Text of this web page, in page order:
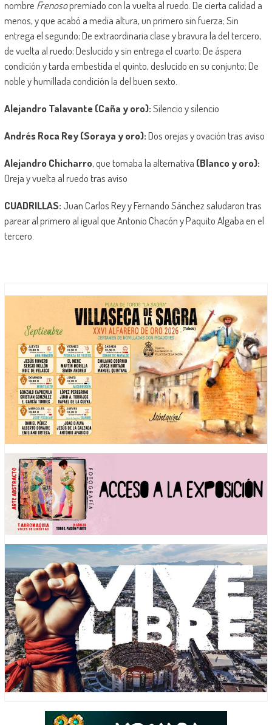
nombre Frenosopremiado con la vuelta al ruedo. De cierta calidad a
menos, y que acabó a media altura, un primero sin fuerza; Sin
entrega el segundo; De extraordinaria clase y bravura la del tercero,
de vuelta al ruedo; Deslucido y sin entrega el cuarto; De áspera
condición y tarda embestida el quinto, deslucido en su conjunto; De
noble y humillada condición la del buen sexto.
Alejandro Talavante (Caña y oro):Silencio y silencio
Andrés Roca Rey (Soraya y oro):Dos orejas y ovación tras aviso
Alejandro Chicharro, que tomaba la alternativa (Blanco y oro):
Oreja y vuelta al ruedo tras aviso
CUADRILLAS: Juan Carlos Rey y Fernando Sánchez saludaron tras
parear al primero al igual que Antonio Chacón y Paquito Algaba en el
tercero.